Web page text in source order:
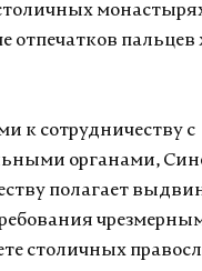
отпечатков
к сотрудничеству с
органами,
полагает
столичных